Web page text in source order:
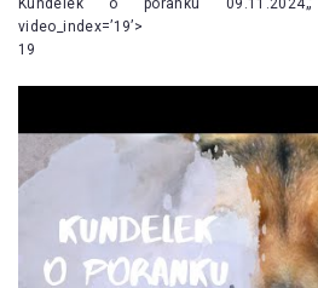
Kundelek o poranku
video_index=’19’>
19